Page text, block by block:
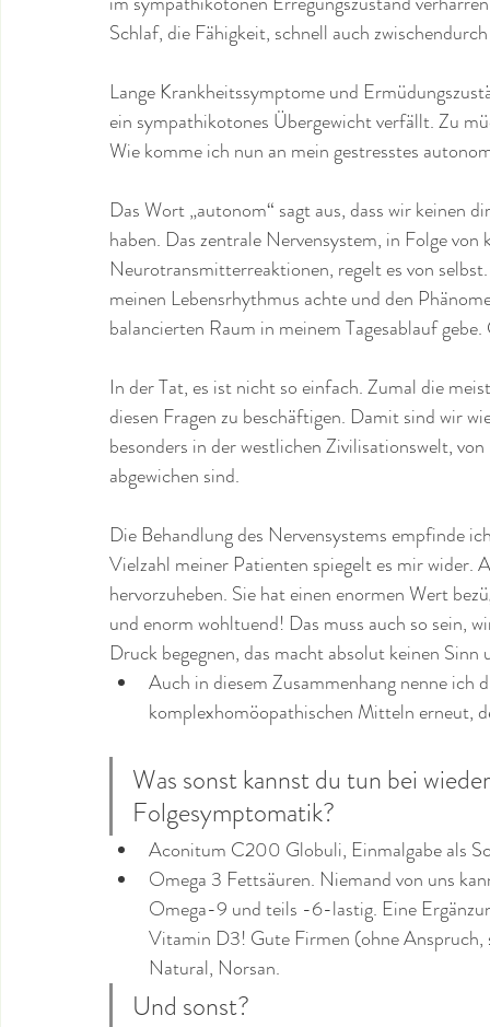
Schlaf, die Fähigkeit, schnell auch
Lange Krankheitssymptome und
ein sympathikotones Übergewicht verfällt. Zu
Wie komme ich nun an mein gestresstes
Das Wort „autonom“ sagt aus, dass wir keinen
haben. Das zentrale Nervensystem, in Folge
Neurotransmitterreaktionen, regelt es von
meinen Lebensrhythmus achte und den
balancierten Raum in meinem Tagesablauf
In der Tat, es ist nicht so einfach. Zumal die
diesen Fragen zu beschäftigen. Damit sind wir
besonders in der westlichen Zivilisationswelt,
abgewichen sind.
Die Behandlung des Nervensystems empfinde
Vielzahl meiner Patienten spiegelt es mir
hervorzuheben. Sie hat einen enormen Wert
und enorm wohltuend! Das muss auch so sein,
Druck begegnen, das macht absolut keinen
Auch in diesem Zusammenhang nenne
komplexhomöopathischen Mitteln erneut,
Was sonst kannst du tun bei
Folgesymptomatik?
Aconitum C200 Globuli, Einmalgabe als
Omega 3 Fettsäuren. Niemand von uns
Omega-9 und teils -6-lastig. Eine
Vitamin D3! Gute Firmen (ohne Anspruch,
Natural, Norsan.
Und sonst?